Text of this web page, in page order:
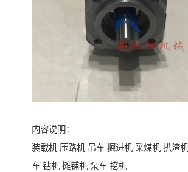
内容说明：
装载机 压路机 吊车 掘进机 采煤机 扒渣
车 钻机 摊铺机 泵车 挖机